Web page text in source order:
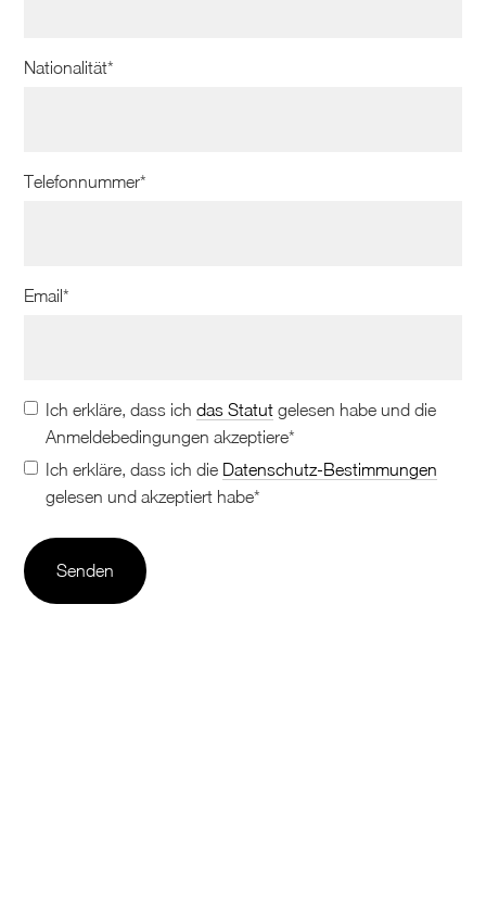
Nationalität*
Telefonnummer*
Email*
Ich erkläre, dass ichdas Statut gelesen habe und die
Anmeldebedingungen akzeptiere*
Ich erkläre, dass ich die Datenschutz-Bestimmungen
gelesen und akzeptiert habe*